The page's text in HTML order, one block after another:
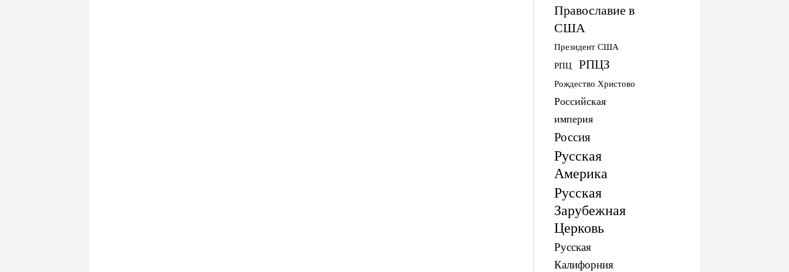
Православие в
США
Президент США
РПЦ РПЦЗ
Рождество Христово
Российская
империя
Россия
Русская
Америка
Русская
Зарубежная
Церковь
Русская
Калифорния